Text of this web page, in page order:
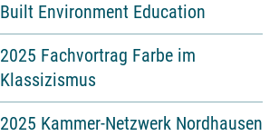
Built Environment Education
2025 Fachvortrag Farbe im
Klassizismus
2025 Kammer-Netzwerk Nordhausen